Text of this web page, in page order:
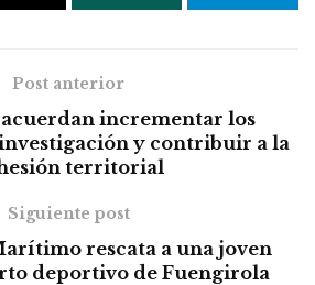
Post anterior
acuerdan incrementar los
y contribuir a la
territorial
Siguiente post
rescata a una joven
deportivo de Fuengirola